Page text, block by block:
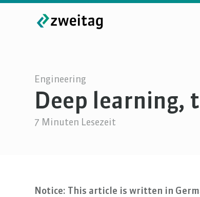
Engineering
Deep learning,
7 Minuten Lesezeit
Notice: This article is written in